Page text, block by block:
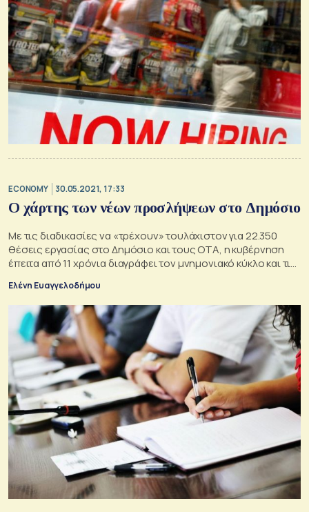
ECONOMY 30.05.2021, 17:33
Ο χάρτης των νέων προσλήψεων στο Δημόσιο
Με τις διαδικασίες να «τρέχουν» τουλάχιστον για 22.350
θέσεις εργασίας στο Δημόσιο και τους ΟΤΑ, η κυβέρνηση
έπειτα από 11 χρόνια διαγράφει τον μνημονιακό κύκλο και τις
Ελένη Ευαγγελοδήμου